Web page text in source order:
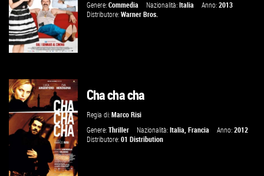
VAI ALLA SCHEDA
Genere:Commedia Nazionalità:Italia Anno:2013
Distributore:Warner Bros.
Cha cha cha
Regia di:Marco Risi
Genere:Thriller Nazionalità:Italia ,Francia Anno:2012
Distributore:01 Distribution